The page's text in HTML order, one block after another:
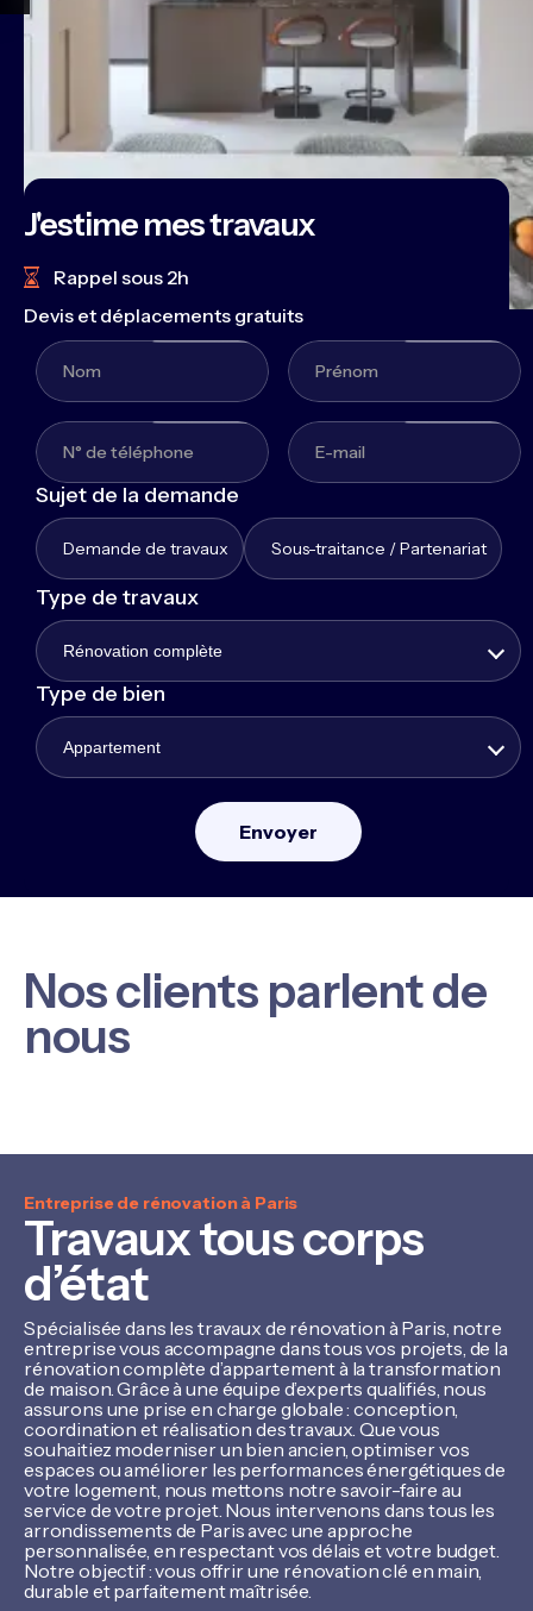
J'estime mes travaux
Rappel sous 2h
Devis et déplacements gratuits
Sujet de la demande
Demande de travaux Sous-traitance / Partenariat
Type de travaux
Rénovation complète
Type de bien
Appartement
Nos clients parlent de
nous
Entreprise de rénovation à Paris
Travaux tous corps
d’état
Spécialisée dans les travaux de rénovation à Paris, notre
entreprise vous accompagne dans tous vos projets, de la
rénovation complète d’appartement à la transformation
de maison. Grâce à une équipe d’experts qualifiés, nous
assurons une prise en charge globale : conception,
coordination et réalisation des travaux. Que vous
souhaitiez moderniser un bien ancien, optimiser vos
espaces ou améliorer les performances énergétiques de
votre logement, nous mettons notre savoir-faire au
service de votre projet. Nous intervenons dans tous les
arrondissements de Paris avec une approche
personnalisée, en respectant vos délais et votre budget.
Notre objectif : vous offrir une rénovation clé en main,
durable et parfaitement maîtrisée.